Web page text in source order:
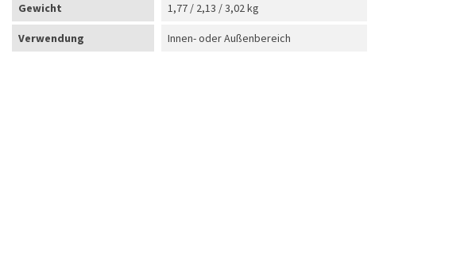
Gewicht 1,77 / 2,13 / 3,02 kg
Verwendung Innen- oder Außenbereich